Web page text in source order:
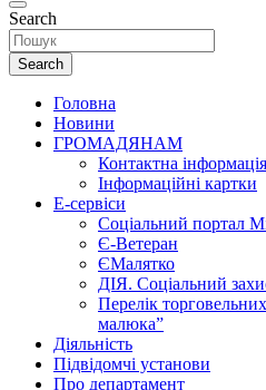
Search
Search
Головна
Новини
ГРОМАДЯНАМ
Контактна інформація
Інформаційні картки
Е-сервіси
Соціальний портал
Є-Ветеран
ЄМалятко
ДІЯ. Соціальний
Перелік
малюка”
Діяльність
Підвідомчі установи
Про департамент